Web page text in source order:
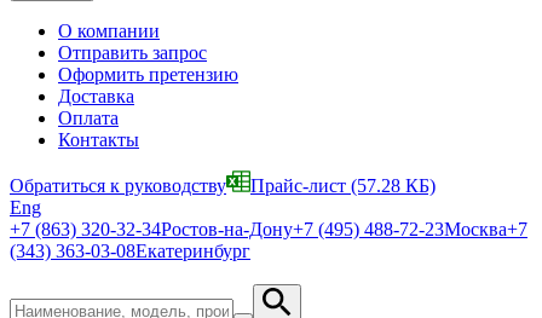
О компании
Отправить запрос
Оформить претензию
Доставка
Оплата
Контакты
Обратиться к руководству Прайс-лист (57.28 КБ)
Eng
+7 (863) 320-32-34Ростов-на-Дону+7 (495) 488-72-23Москва+7
(343) 363-03-08Екатеринбург